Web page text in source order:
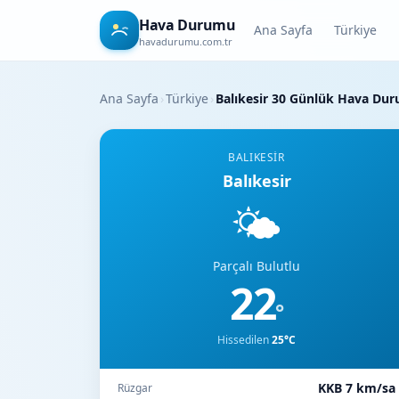
Hava Durumu
havadurumu.com.tr
Ana Sayfa Türkiye
Ana Sayfa ›Türkiye› Balıkesir 30 Günlük Hava
BALIKESIR
Balıkesir
🌤️
Parçalı Bulutlu
22°
Hissedilen25°C
Rüzgar KKB 7 km/sa